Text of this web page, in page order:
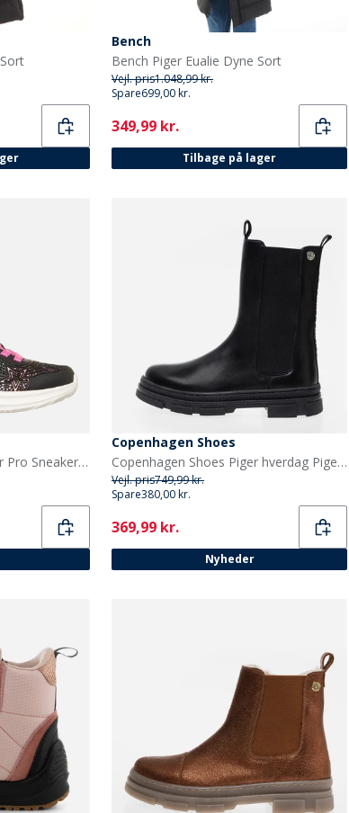
Bench
Bench Piger Eualie Dyne Sort
Vejl. pris1.048,99 kr.
Spare699,00 kr.
Current
349,99 kr.
Tilbage på lager
SKECHERS Piger Bounder Pro Sneakers Sort
Copenhagen Shoes
Copenhagen Shoes Piger hverdag Piger støvler 0001 Black
Vejl. pris749,99 kr.
Spare380,00 kr.
Current
369,99 kr.
Nyheder